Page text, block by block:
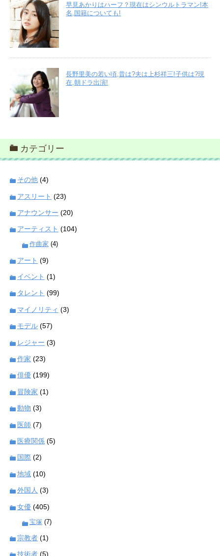
早見あかりはハーフ？現在はシンウルトラマン!本
名,国籍についても!
長野里美の若い頃,昔は?夫は上杉祥三!子供は?現
在,朝ドラ出演!
カテゴリー
その他 (4)
アスリート (23)
アナウンサー (20)
アーティスト (104)
作曲家 (4)
アート (9)
イベント (1)
タレント (99)
マイノリティ (3)
モデル (57)
レジャー (3)
作家 (23)
俳優 (199)
冒険家 (1)
動物 (3)
医師 (7)
医療関係 (5)
国際 (2)
地域 (10)
外国人 (3)
女優 (405)
宝塚 (7)
宗教者 (1)
技術者 (5)